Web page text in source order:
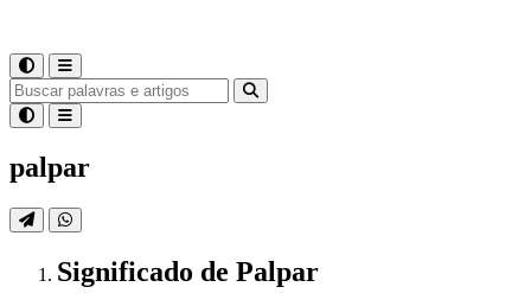
palpar
Significado de Palpar